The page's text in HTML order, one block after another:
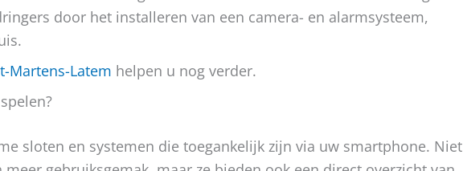
door het installeren van een camera- en alarmsysteem,
Martens-Latem helpen u nog verder.
sloten en systemen die toegankelijk zijn via uw smartphone. Niet